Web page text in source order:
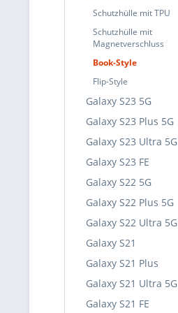
Schutzhülle mit TPU
Schutzhülle mit
Magnetverschluss
Book-Style
Flip-Style
Galaxy S23 5G
Galaxy S23 Plus 5G
Galaxy S23 Ultra 5G
Galaxy S23 FE
Galaxy S22 5G
Galaxy S22 Plus 5G
Galaxy S22 Ultra 5G
Galaxy S21
Galaxy S21 Plus
Galaxy S21 Ultra 5G
Galaxy S21 FE